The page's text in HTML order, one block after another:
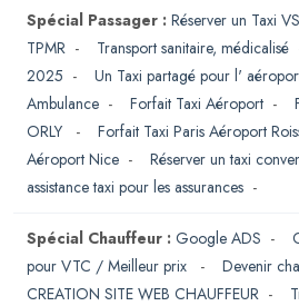
Spécial Passager : Réserver un Taxi
TPMR - Transport sanitaire, médicalisé
2025 - Un Taxi partagé pour l'
Ambulance - Forfait Taxi Aéroport -
ORLY
- Forfait Taxi Paris Aéroport
Aéroport Nice - Réserver un taxi
assistance taxi pour les assurances -
Spécial Chauffeur : Google ADS -
pour VTC / Meilleur prix
- Devenir
CREATION SITE WEB CHAUFFEUR -